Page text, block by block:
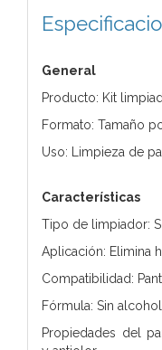
General
Producto: Kit
Formato: Tamaño
Uso: Limpieza de
Características
Tipo de limpiador:
Aplicación: Elimina
Compatibilidad:
Fórmula: Sin
Propiedades del